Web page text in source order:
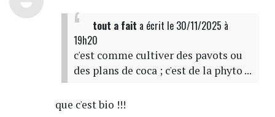
tout a fait a écrit le 30/11/2025 à
19h20
c'est comme cultiver des pavots ou
des plans de coca ; c'est de la phyto ...
que c'est bio !!!